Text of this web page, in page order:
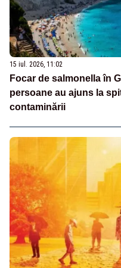
15 iul. 2026, 11:02
Focar de salmonella în
persoane au ajuns la
contaminării